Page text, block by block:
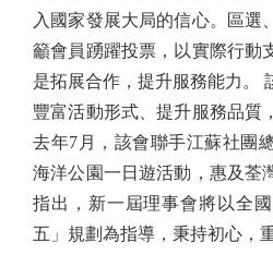
入國家發展大局的信心。區選
籲會員踴躍投票，以實際行動
是拓展合作，提升服務能力。
豐富活動形式、提升服務品質
去年7月，該會聯手江蘇社團
海洋公園一日遊活動，惠及荃
指出，新一屆理事會將以全
五」規劃為指導，秉持初心，